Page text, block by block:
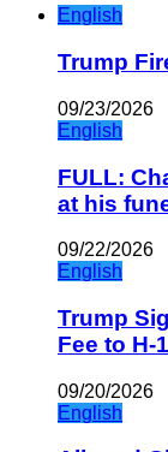
English
Trump
09/23/2026
English
FULL:
at his
09/22/2026
English
Trump
Fee to H-
09/20/2026
English